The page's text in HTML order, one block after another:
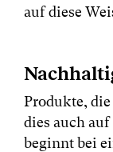
auf diese
Produkte,
dies auch
beginnt bei